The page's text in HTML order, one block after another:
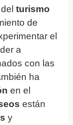
turismo
de
el
a
con las
ha
en el
están
y